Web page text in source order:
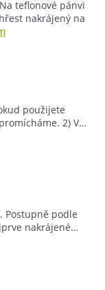
teflonové pánvi
nakrájený na
použijete
2) V…
Postupně podle
nakrájené…